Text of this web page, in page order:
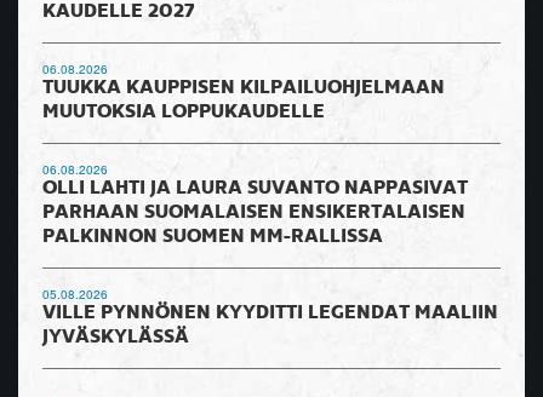
KAUDELLE 2027
06.08.2026
TUUKKA KAUPPISEN KILPAILUOHJELMAAN
MUUTOKSIA LOPPUKAUDELLE
06.08.2026
OLLI LAHTI JA LAURA SUVANTO NAPPASIVAT
PARHAAN SUOMALAISEN ENSIKERTALAISEN
PALKINNON SUOMEN MM-RALLISSA
05.08.2026
VILLE PYNNÖNEN KYYDITTI LEGENDAT MAALIIN
JYVÄSKYLÄSSÄ